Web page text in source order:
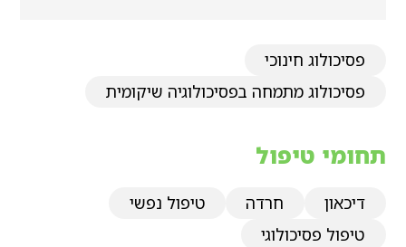
פסיכולוג חינוכי
פסיכולוג מתמחה בפסיכולוגיה שיקומית
תחומי טיפול
דיכאון חרדה
טיפול נפשי
טיפול פסיכולוגי